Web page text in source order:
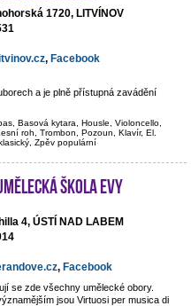
1720, LITVÍNOV
, Facebook
a je plně přístupná zavádění
Basová kytara, Housle, Violoncello,
roh, Trombon, Pozoun, Klavír, El.
Zpěv populární
škola Evy
4, ÚSTÍ NAD LABEM
, Facebook
se zde všechny umělecké obory.
jsou Virtuosi per musica di